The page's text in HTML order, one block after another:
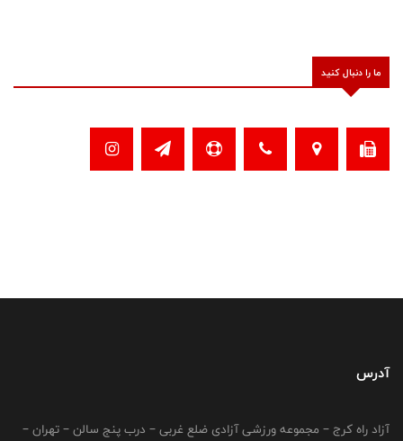
ما را دنبال کنید
آدرس
آزاد راه کرج – مجموعه ورزشی آزادی ضلع غربی – درب پنج سالن – تهران –